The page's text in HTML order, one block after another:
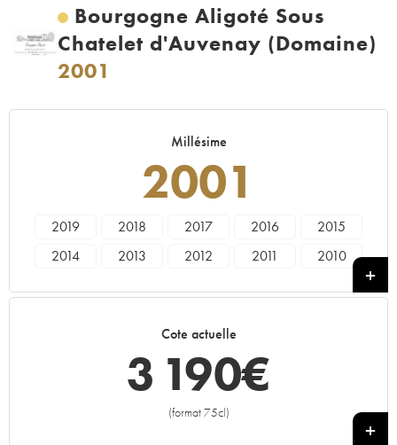
Bourgogne Aligoté Sous
Chatelet d'Auvenay (Domaine)
2001
Millésime
2001
2019 2018 2017 2016
2015
2014
2013 2012 2011
2010
Cote actuelle
3 190€
(format 75cl)
+